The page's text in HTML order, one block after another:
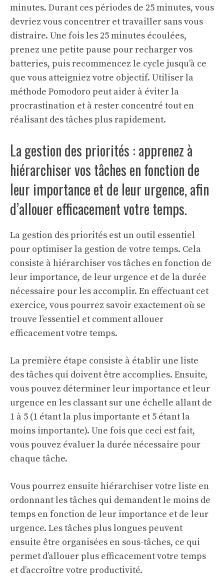
minutes. Durant ces périodes de 25 minutes, vous
devriez vous concentrer et travailler sans vous
distraire. Une fois les 25 minutes écoulées,
prenez une petite pause pour recharger vos
batteries, puis recommencez le cycle jusqu’à ce
que vous atteigniez votre objectif. Utiliser la
méthode Pomodoro peut aider à éviter la
procrastination et à rester concentré tout en
réalisant des tâches plus rapidement.
La gestion des priorités : apprenez à
hiérarchiser vos tâches en fonction de
leur importance et de leur urgence, afin
d’allouer efficacement votre temps.
La gestion des priorités est un outil essentiel
pour optimiser la gestion de votre temps. Cela
consiste à hiérarchiser vos tâches en fonction de
leur importance, de leur urgence et de la durée
nécessaire pour les accomplir. En effectuant cet
exercice, vous pourrez savoir exactement où se
trouve l’essentiel et comment allouer
efficacement votre temps.
La première étape consiste à établir une liste
des tâches qui doivent être accomplies. Ensuite,
vous pouvez déterminer leur importance et leur
urgence en les classant sur une échelle allant de
1 à 5 (1 étant la plus importante et 5 étant la
moins importante). Une fois que ceci est fait,
vous pouvez évaluer la durée nécessaire pour
chaque tâche.
Vous pourrez ensuite hiérarchiser votre liste en
ordonnant les tâches qui demandent le moins de
temps en fonction de leur importance et de leur
urgence. Les tâches plus longues peuvent
ensuite être organisées en sous-tâches, ce qui
permet d’allouer plus efficacement votre temps
et d’accroître votre productivité.